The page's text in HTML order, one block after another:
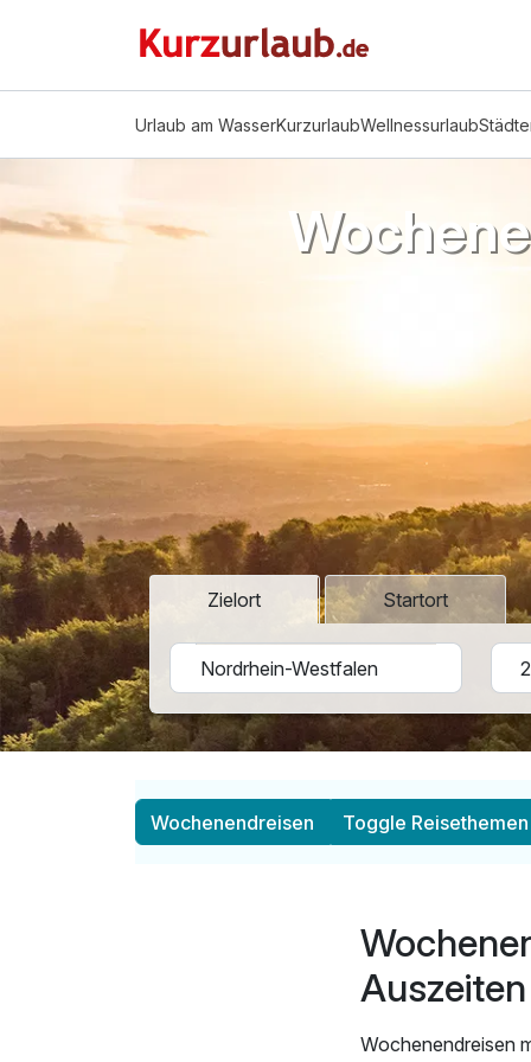
Urlaub am WasserKurzurlaubWellnessurlaub
Zielort Startort
Wochenendreisen Toggle Reisethemen
Wochenendreisen